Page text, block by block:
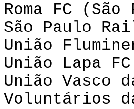
Roma FC (São
São Paulo
União
União Lapa
União Vasco
Voluntários